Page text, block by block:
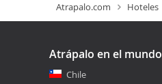
Atrapalo.com Hoteles
Atrápalo en el mundo
Chile